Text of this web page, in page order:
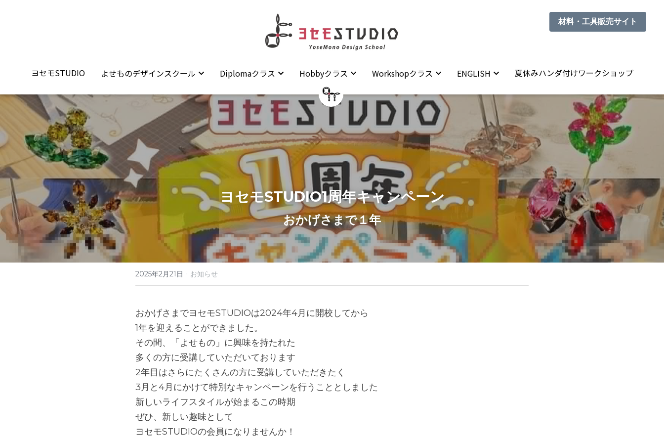
ヨセモSTUDIO よせものデザインスクール Diplomaクラス Hobbyクラス Workshopクラス ENGLISH 夏休みハンダ付けワークショップ
材料・工具販売サイト
ヨセモSTUDIO よせものデザインスクール Diplomaクラス Hobbyクラス Workshopクラス ENGLISH 夏休みハンダ付けワークショップ
材料・工具販売サイト
ヨセモSTUDIO1周年キャンペーン
おかげさまで１年
2025年2月21日 · お知らせ
おかげさまでヨセモSTUDIOは2024年4月に開校してから
1年を迎えることができました。
その間、「よせもの」に興味を持たれた
多くの方に受講していただいております
2年目はさらにたくさんの方に受講していただきたく
3月と4月にかけて特別なキャンペーンを行うこととしました
新しいライフスタイルが始まるこの時期
ぜひ、新しい趣味として
ヨセモSTUDIOの会員になりませんか！